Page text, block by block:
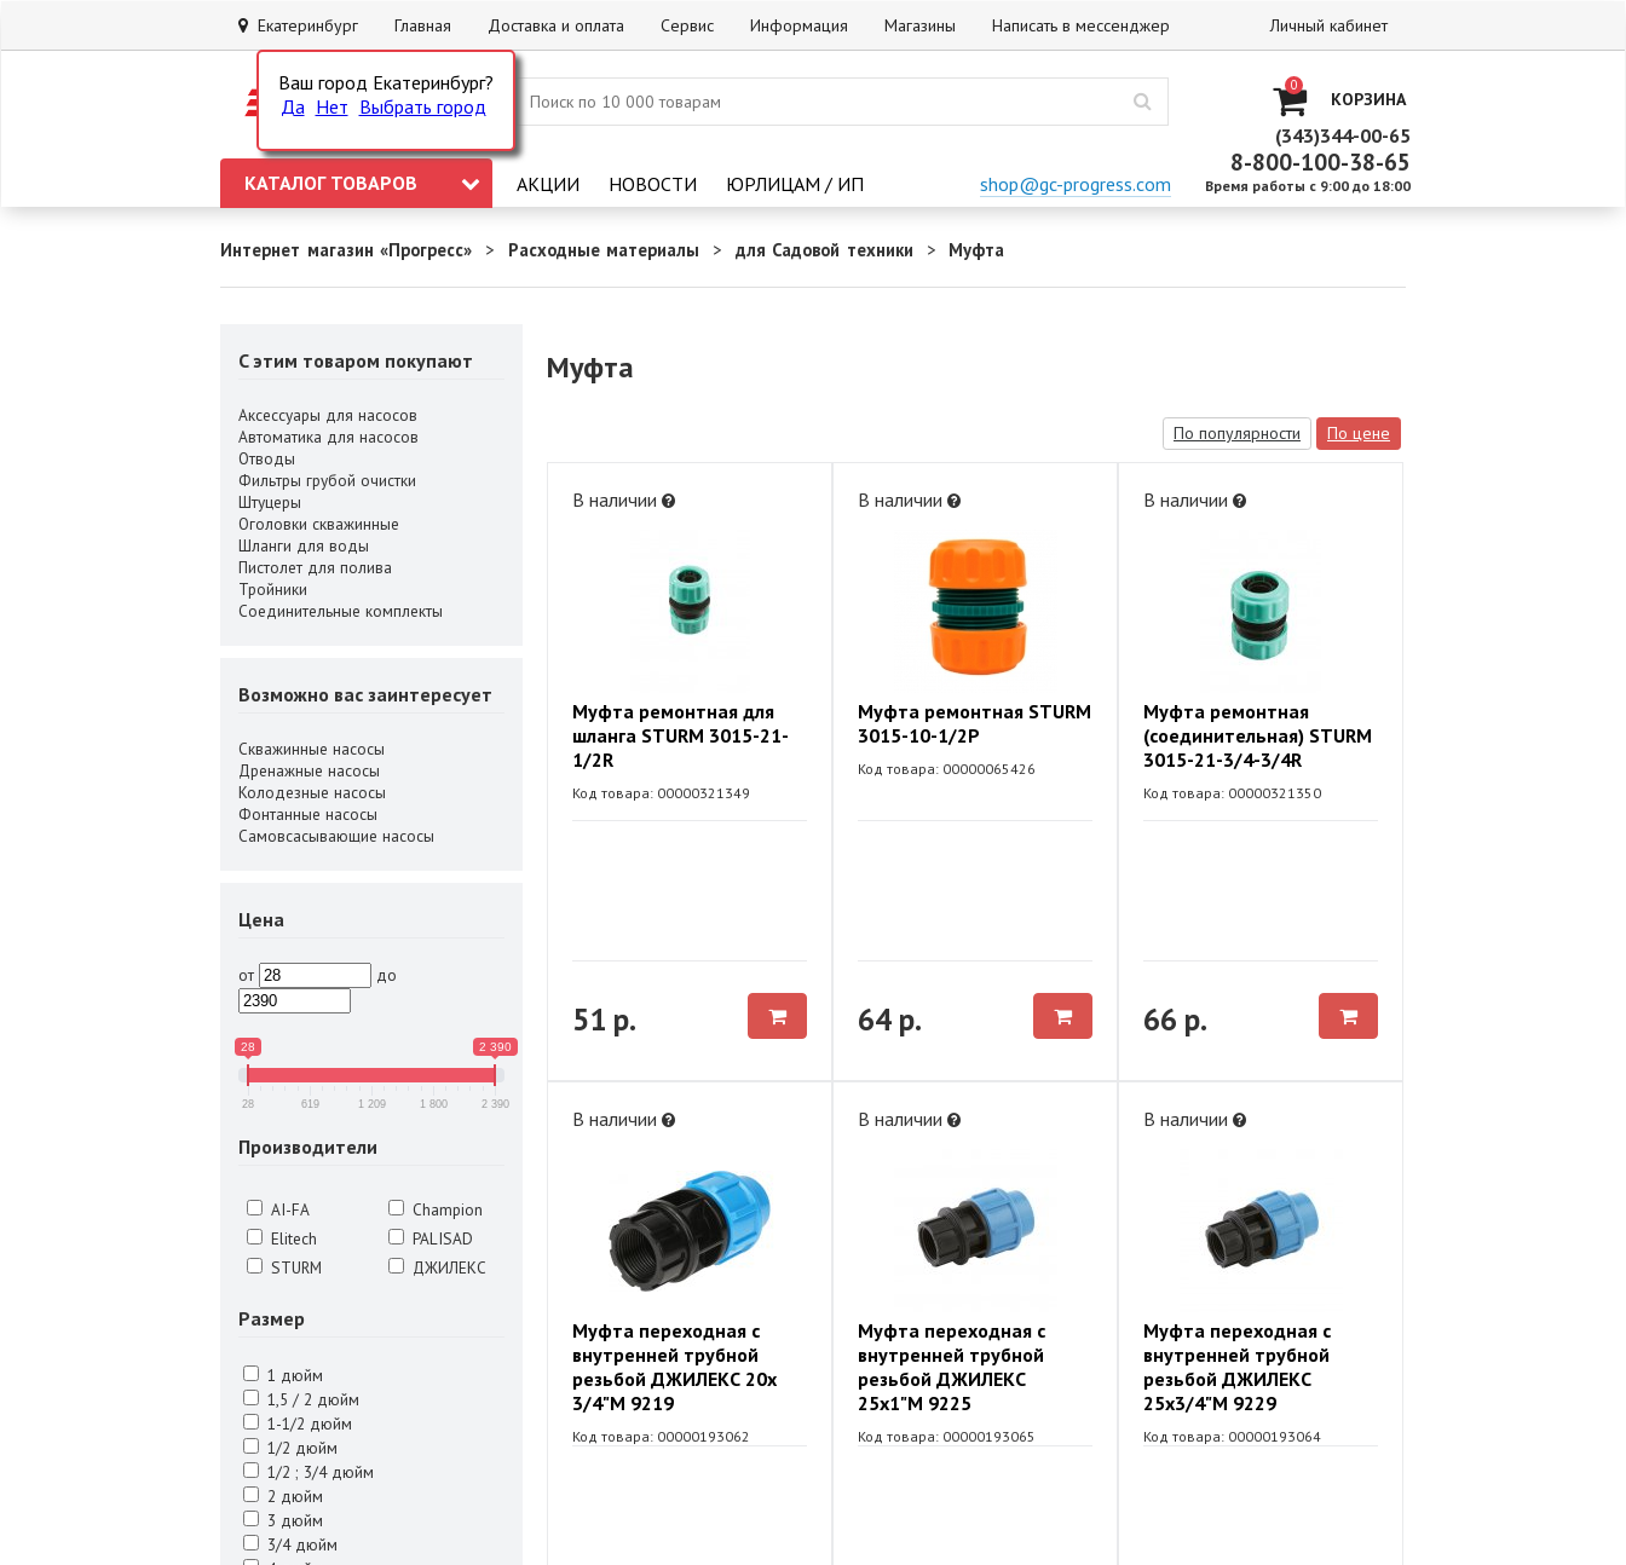
Екатеринбург Главная Доставка и оплата Сервис Информация Магазины Написать в мессенджер Личный кабинет
Ваш город Екатеринбург?
Да Нет Выбрать город
0
КОРЗИНА
КАТАЛОГ ТОВАРОВ АКЦИИ НОВОСТИ ЮРЛИЦАМ / ИП shop@gc-progress.com
(343)344-00-65
8-800-100-38-65
Время работы с 9:00 до 18:00
Интернет магазин «Прогресс» Расходные материалы для Садовой техники Муфта
C этим товаром покупают
Аксессуары для насосов
Автоматика для насосов
Отводы
Фильтры грубой очистки
Штуцеры
Оголовки скважинные
Шланги для воды
Пистолет для полива
Тройники
Соединительные комплекты
Возможно вас заинтересует
Скважинные насосы
Дренажные насосы
Колодезные насосы
Фонтанные насосы
Самовсасывающие насосы
Цена
от до
28 2 390
28 619 1 209 1 800 2 390
Производители
AI-FA
Champion
Elitech
PALISAD
STURM
ДЖИЛЕКС
Размер
1 дюйм
1,5 / 2 дюйм
1-1/2 дюйм
1/2 дюйм
1/2 ; 3/4 дюйм
2 дюйм
3 дюйм
3/4 дюйм
Муфта
По популярности По цене
В наличии
Муфта ремонтная для
шланга STURM 3015-21-
1/2R
Код товара: 00000321349
51 р.
В наличии
Муфта ремонтная STURM
3015-10-1/2Р
Код товара: 00000065426
64 р.
В наличии
Муфта ремонтная
(соединительная) STURM
3015-21-3/4-3/4R
Код товара: 00000321350
66 р.
В наличии
Муфта переходная с
внутренней трубной
резьбой ДЖИЛЕКС 20х
3/4"М 9219
Код товара: 00000193062
В наличии
Муфта переходная с
внутренней трубной
резьбой ДЖИЛЕКС
25х1"М 9225
Код товара: 00000193065
В наличии
Муфта переходная с
внутренней трубной
резьбой ДЖИЛЕКС
25х3/4"М 9229
Код товара: 00000193064